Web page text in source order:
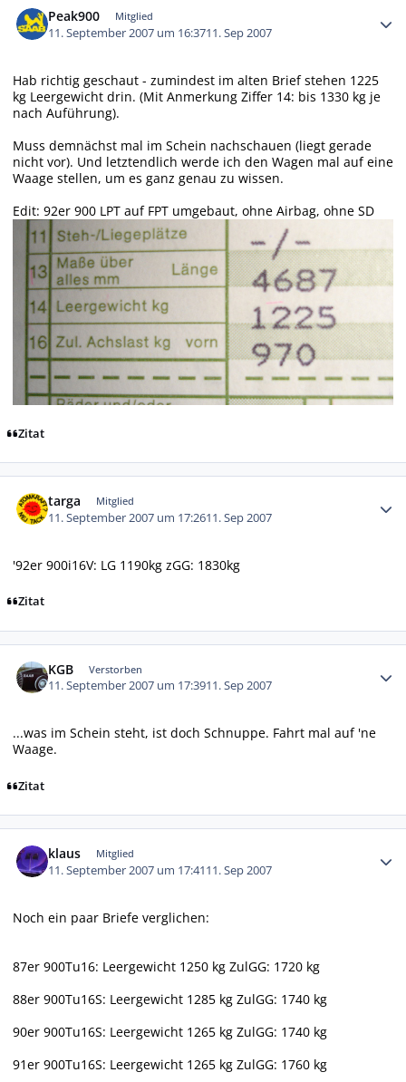
Peak900 Mitglied
11. September 2007 um 16:3711. Sep 2007
Hab richtig geschaut - zumindest im alten Brief stehen 1225
kg Leergewicht drin. (Mit Anmerkung Ziffer 14: bis 1330 kg je
nach Auführung).
Muss demnächst mal im Schein nachschauen (liegt gerade
nicht vor). Und letztendlich werde ich den Wagen mal auf eine
Waage stellen, um es ganz genau zu wissen.
Edit: 92er 900 LPT auf FPT umgebaut, ohne Airbag, ohne SD
Zitat
targa Mitglied
11. September 2007 um 17:2611. Sep 2007
'92er 900i16V: LG 1190kg zGG: 1830kg
Zitat
KGB Verstorben
11. September 2007 um 17:3911. Sep 2007
...was im Schein steht, ist doch Schnuppe. Fahrt mal auf 'ne
Waage.
Zitat
klaus Mitglied
11. September 2007 um 17:4111. Sep 2007
Noch ein paar Briefe verglichen:
87er 900Tu16: Leergewicht 1250 kg ZulGG: 1720 kg
88er 900Tu16S: Leergewicht 1285 kg ZulGG: 1740 kg
90er 900Tu16S: Leergewicht 1265 kg ZulGG: 1740 kg
91er 900Tu16S: Leergewicht 1265 kg ZulGG: 1760 kg